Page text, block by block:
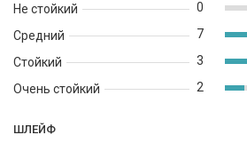
станет идеальным дополнением к
Не стойкий
Средний
Стойкий
Очень стойкий
0
7
3
2
ШЛЕЙФ